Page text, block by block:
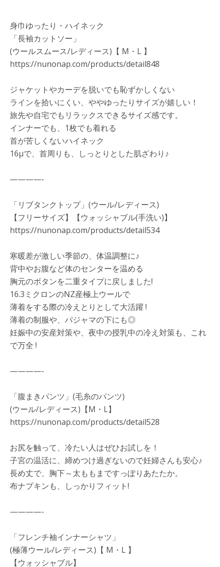
身巾ゆったり・ハイネック
「長袖カットソー」
(ウールスムース/レディース)【 M・L 】
https://nunonap.com/products/detail848
ジャケットやカーデを脱いでも恥ずかしくない
ラインを拾いにくい、ややゆったりサイズが嬉しい！
旅先や自宅でもリラックスできるサイズ感です。
インナーでも、1枚でも着れる
首が苦しくないハイネック
16μで、首周りも、しっとりとした肌ざわり♪
————-
「リブタンクトップ」(ウール/レディース)
【フリーサイズ】【ウォッシャブル(手洗い)】
https://nunonap.com/products/detail534
寒暖差が激しい季節の、体温調整に♪
背中やお腹など体のセンターを温める
胸元のボタンを二重タイプに戻しました!
16.3ミクロンのNZ産極上ウールで
薄着をする際の冷えとりとして大活躍 !
薄着の制服や、パジャマの下にも◎
妊娠中の安産対策や、夜中の授乳中の冷え対策も、これ
で万全 !
————-
「腹まきパンツ」(毛糸のパンツ)
(ウール/レディース)【M・L】
https://nunonap.com/products/detail528
お尻を触って、冷たい人はぜひお試しを！
子宮の温活に、締めつけ過ぎないので妊婦さんも安心♪
長め丈で、胸下～太ももまですっぽりあたたか。
布ナプキンも、しっかりフィット!
————-
「フレンチ袖インナーシャツ」
(極薄ウール/レディース)【 M・L 】
【ウォッシャブル】